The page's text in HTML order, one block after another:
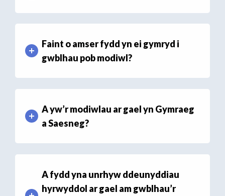
Faint o amser fydd yn ei gymryd i
gwblhau pob modiwl?
A yw’r modiwlau ar gael yn Gymraeg
a Saesneg?
A fydd yna unrhyw ddeunyddiau
hyrwyddol ar gael am gwblhau’r